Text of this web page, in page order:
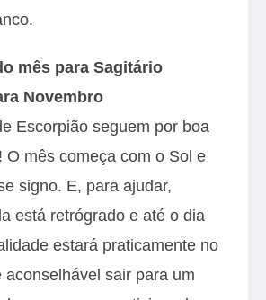
mês para Sagitário
Novembro
Escorpião seguem por boa
O mês começa com o Sol e
signo. E, para ajudar,
está retrógrado e até o dia
estará praticamente no
aconselhável sair para um